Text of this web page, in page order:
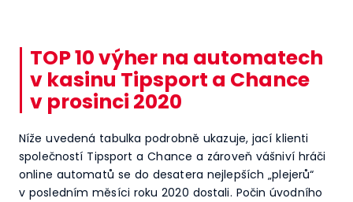
TOP 10 výher na automatech
v kasinu Tipsport a Chance
v prosinci 2020
Níže uvedená tabulka podrobně ukazuje, jací klienti
společností Tipsport a Chance a zároveň vášniví hráči
online automatů se do desatera nejlepších „plejerů“
v posledním měsíci roku 2020 dostali. Počin úvodního